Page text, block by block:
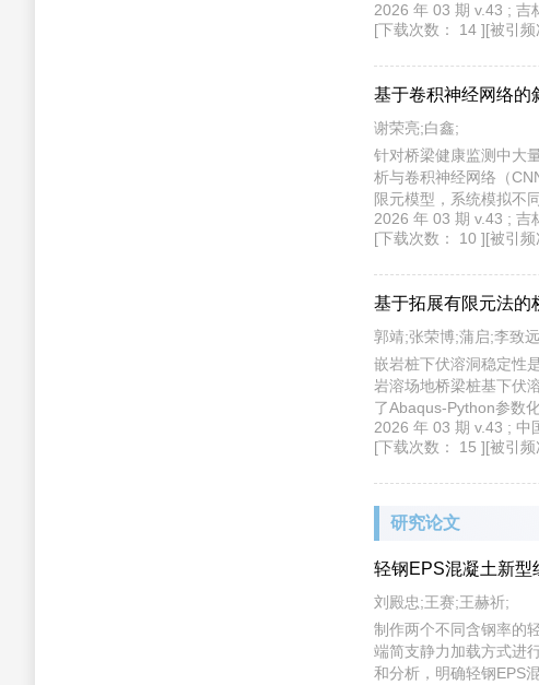
元模型进行动力时程分
和坡度等参数对非结构
著增大。基于上述规律
构件地震荷载，并提出
2026 年 03 期 v.43 ; 吉
[下载次数： 14 ][被引
基于卷积神经网络的
谢荣亮;白鑫;
针对桥梁健康监测中大
析与卷积神经网络（
限元模型，系统模拟不
含噪声数据样本，构建
积神经网络模型进行损
2026 年 03 期 v.43 ; 吉
[下载次数： 10 ][被引
基于拓展有限元法的
郭靖;张荣博;蒲启;李致
嵌岩桩下伏溶洞稳定性
岩溶场地桥梁桩基下伏
了Abaqus-Python参数
量计算，采用控制变量
的影响程度，系统研究
究成果完善了岩溶区嵌
论依据与技术支撑。
2026 年 03 期 v.43 ; 中
[下载次数： 15 ][被引
研究论文
轻钢EPS混凝土新型
刘殿忠;王赛;王赫祈;
制作两个不同含钢率的
端简支静力加载方式进
和分析，明确轻钢EPS